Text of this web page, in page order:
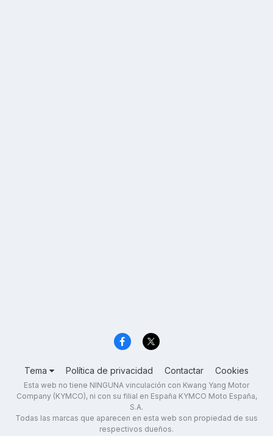
Tema Política de privacidad Contactar Cookies
Esta web no tiene NINGUNA vinculación con Kwang Yang Motor
Company (KYMCO), ni con su filial en España KYMCO Moto España,
S.A.
Todas las marcas que aparecen en esta web son propiedad de sus
respectivos dueños.